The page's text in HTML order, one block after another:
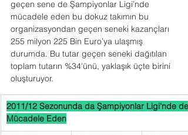
geçen sene de Şampiyonlar Ligi’nde
mücadele eden bu dokuz takımın bu
organizasyondan geçen seneki kazançları
255 milyon 225 Bin Euro’ya ulaşmış
durumda. Bu tutar geçen seneki dağıtılan
toplam tutarın %34’ünü, yaklaşık üçte birini
oluşturuyor.
2011/12 Sezonunda da Şampiyonlar Ligi'nde de
Mücadele Eden